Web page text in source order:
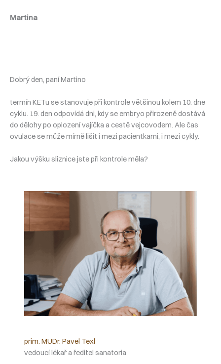
Martina
Dobrý den, paní Martino
termín KETu se stanovuje při kontrole většinou kolem 10. dne
cyklu. 19. den odpovídá dni, kdy se embryo přirozeně dostává
do dělohy po oplození vajíčka a cestě vejcovodem. Ale čas
ovulace se může mírně lišit i mezi pacientkami, i mezi cykly.
Jakou výšku sliznice jste při kontrole měla?
prim. MUDr. Pavel Texl
vedoucí lékař a ředitel sanatoria